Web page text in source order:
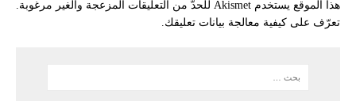
هذا الموقع يستخدم Akismet للحدّ من التعليقات المزعجة والغير مرغوبة.
تعرّف على كيفية معالجة بيانات تعليقك.